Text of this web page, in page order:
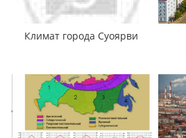
Климат города Суоярви